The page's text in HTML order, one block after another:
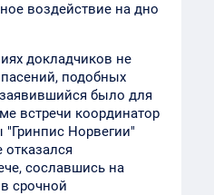
воздействие на дно
докладчиков не
подобных
было для
встречи координатор
Норвегии"
сославшись на
срочной